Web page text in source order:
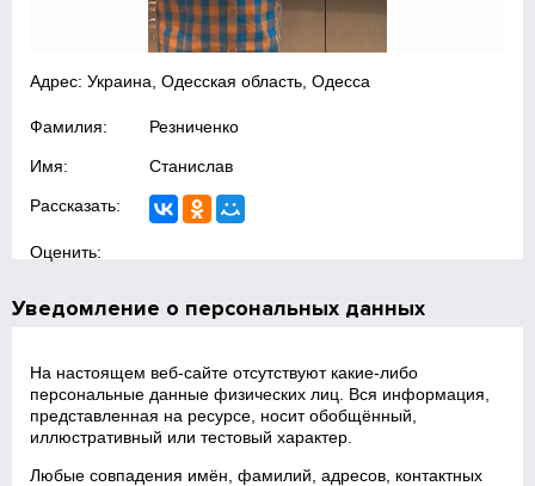
Адрес: Украина, Одесская область, Одесса
Фамилия: Резниченко
Имя: Станислав
Рассказать:
Оценить:
Уведомление о персональных данных
На настоящем веб‑сайте отсутствуют какие‑либо
персональные данные физических лиц. Вся информация,
представленная на ресурсе, носит обобщённый,
иллюстративный или тестовый характер.
Любые совпадения имён, фамилий, адресов, контактных